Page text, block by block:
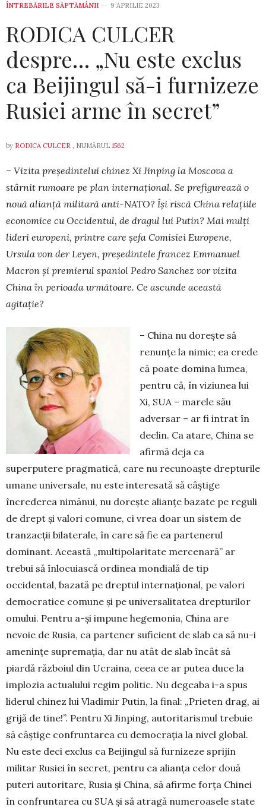
ÎNTREBĂRILE SĂPTĂMÂNII 9 APRILIE 2023
RODICA CULCER
despre… „Nu este exclus
ca Beijingul să-i furnizeze
Rusiei arme în secret”
by RODICA CULCER , NUMĂRUL 1562
– Vizita președintelui chinez Xi Jinping la Moscova a
stârnit rumoare pe plan internațional. Se prefigurează o
nouă alianță militară anti-NATO? Își riscă China relațiile
economice cu Oc­cidentul, de dragul lui Putin? Mai mulți
lideri euro­peni, printre care șefa Comisiei Europene,
Ursula von der Leyen, președintele francez Emmanuel
Macron și premierul spaniol Pedro Sanchez vor vizita
China în perioada următoare. Ce ascunde această
agitație?
– China nu dorește să
renunțe la nimic; ea crede
că poate domina lumea,
pentru că, în viziunea lui
Xi, SUA – marele său
adversar – ar fi intrat în
declin. Ca atare, China se
afirmă deja ca
superputere prag­matică, care nu recunoaște drepturile
umane univer­sale, nu este interesată să câștige
încrederea nimănui, nu dorește alianțe bazate pe reguli
de drept și valori comune, ci vrea doar un sistem de
tranzacții bila­terale, în care să fie ea partenerul
dominant. Această „multipolaritate mercenară” ar
trebui să înlocuiască ordinea mondială de tip
occidental, bazată pe dreptul internațional, pe valori
democratice comune și pe uni­versalitatea drepturilor
omului. Pentru a-și im­pune hegemonia, China are
nevoie de Rusia, ca par­tener suficient de slab ca să nu-i
amenințe su­pre­mația, dar nu atât de slab încât să
piardă războiul din Ucraina, ceea ce ar putea duce la
implozia ac­tualului regim politic. Nu degeaba i-a spus
liderul chinez lui Vladimir Putin, la final: „Prieten drag, ai
grijă de tine!”. Pentru Xi Jinping, autoritarismul trebuie
să câștige confruntarea cu democrația la nivel global.
Nu este deci exclus ca Beijingul să furnizeze sprijin
militar Rusiei în secret, pentru ca alianța celor două
puteri autoritare, Rusia și China, să afirme forța Chinei
în confruntarea cu SUA și să atragă nume­roasele state